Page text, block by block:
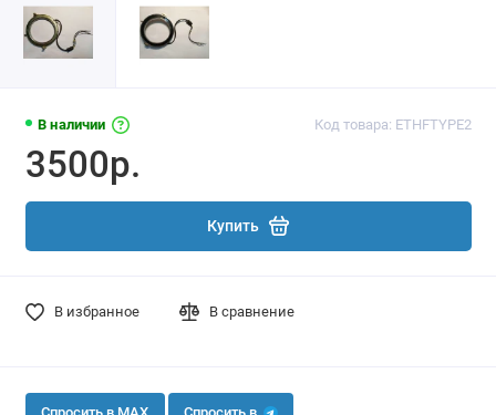
В наличии Код товара: ETHFTYPE2
3500р.
Купить
В избранное В сравнение